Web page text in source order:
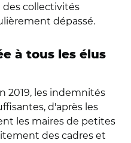
des collectivités
dépassé.
à tous les élus
2019, les indemnités
d'après les
les maires de petites
des cadres et